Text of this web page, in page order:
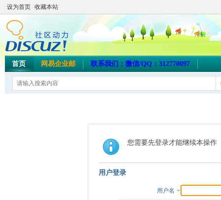
设为首页 收藏本站
首页 网易企业邮 联系我们：微信/QQ：312770097
您需要先登录才能继续本操作
用户登录
用户名